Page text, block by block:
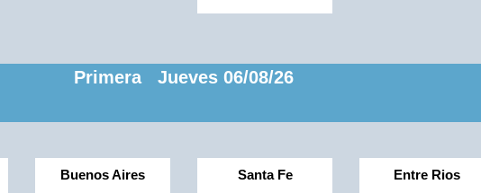
Primera Jueves 06/08/26
Buenos Aires Santa Fe Entre Rios